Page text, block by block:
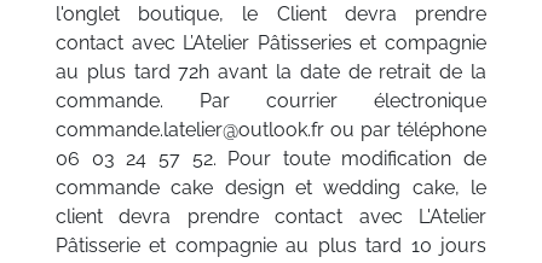
l'onglet boutique, le Client devra prendre
contact avec L’Atelier Pâtisseries et compagnie
au plus tard 72h avant la date de retrait de la
commande. Par courrier électronique
commande.latelier@outlook.fr ou par téléphone
06 03 24 57 52. Pour toute modification de
commande cake design et wedding cake, le
client devra prendre contact avec L'Atelier
Pâtisserie et compagnie au plus tard 10 jours